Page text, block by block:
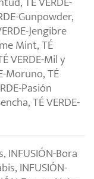
Gunpowder,
Jengibre
Mint, TÉ
VERDE-Mil y
Moruno, TÉ
Pasión
TÉ VERDE-
INFUSIÓN-Bora
INFUSIÓN-